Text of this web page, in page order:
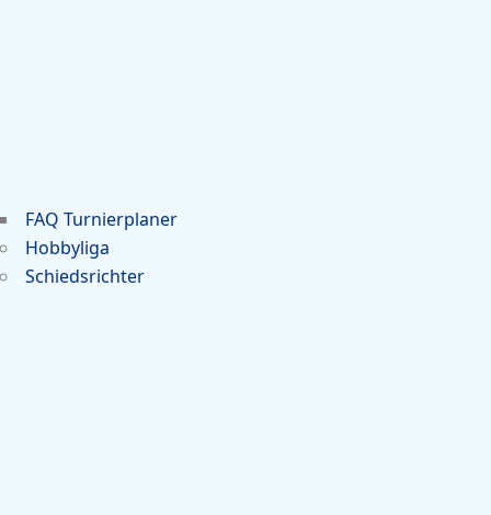
FAQ Turnierplaner
Hobbyliga
Schiedsrichter